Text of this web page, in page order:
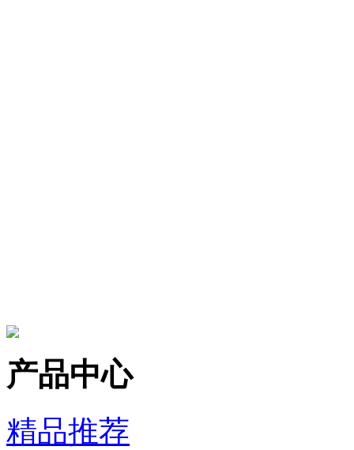
产品中心
精品推荐